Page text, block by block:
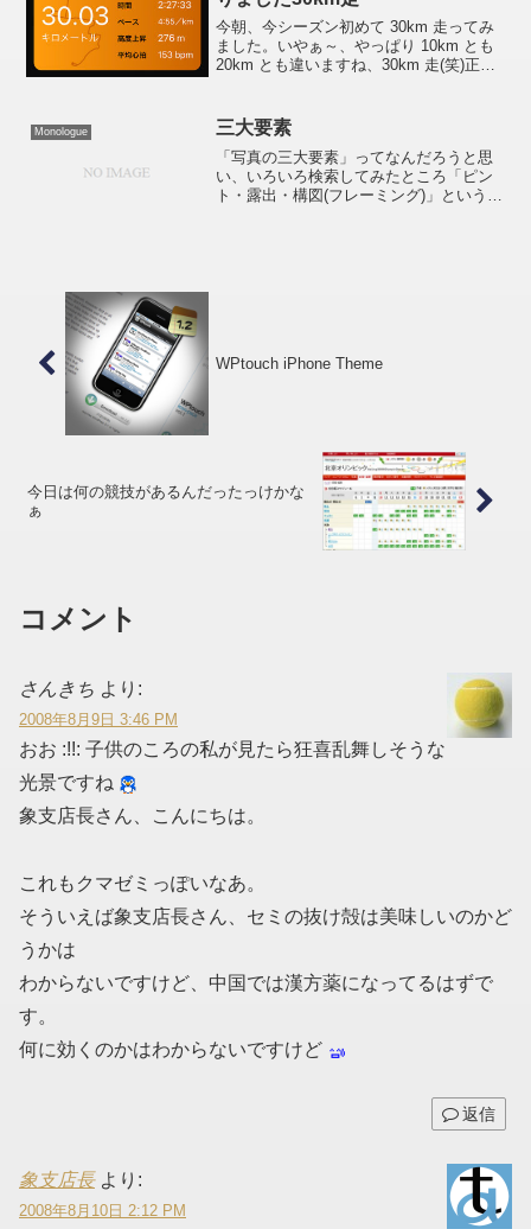
今朝、今シーズン初めて 30km 走ってみ
ました。いやぁ～、やっぱり 10km とも
20km とも違いますね、30km 走(笑)正直
一発やらないとダメですね...
Monologue 三大要素
「写真の三大要素」ってなんだろうと思
い、いろいろ検索してみたところ「ピン
ト・露出・構図(フレーミング)」というの
WPtouch iPhone Theme
今日は何の競技があるんだったっけかな
ぁ
コメント
さんきち より:
2008年8月9日 3:46 PM
おお :!!: 子供のころの私が見たら狂喜乱舞しそうな
光景ですね
象支店長さん、こんにちは。
これもクマゼミっぽいなあ。
そういえば象支店長さん、セミの抜け殻は美味しいのかど
うかは
わからないですけど、中国では漢方薬になってるはずで
す。
何に効くのかはわからないですけど
返信
象支店長 より:
2008年8月10日 2:12 PM